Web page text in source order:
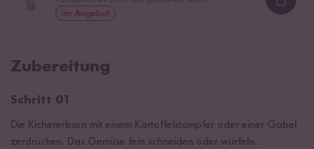
im Angebot
Zubereitung
Schritt 01
Die Kichererbsen mit einem Kartoffelstampfer oder einer Gabel
zerdrücken. Das Gemüse fein schneiden oder würfeln.